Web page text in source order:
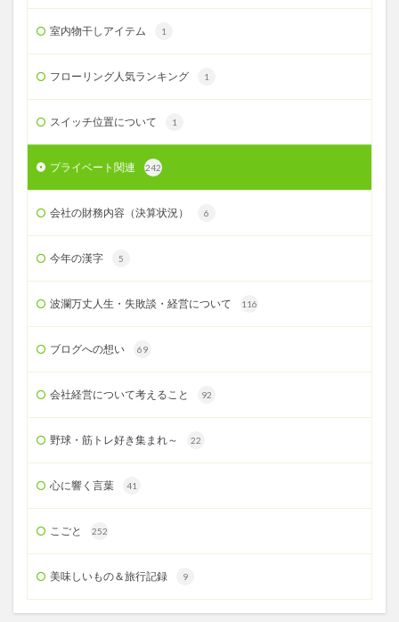
室内物干しアイテム 1
フローリング人気ランキング 1
スイッチ位置について 1
プライベート関連 242
会社の財務内容（決算状況） 6
今年の漢字 5
波瀾万丈人生・失敗談・経営について 116
ブログへの想い 69
会社経営について考えること 92
野球・筋トレ好き集まれ～ 22
心に響く言葉 41
こごと 252
美味しいもの＆旅行記録 9